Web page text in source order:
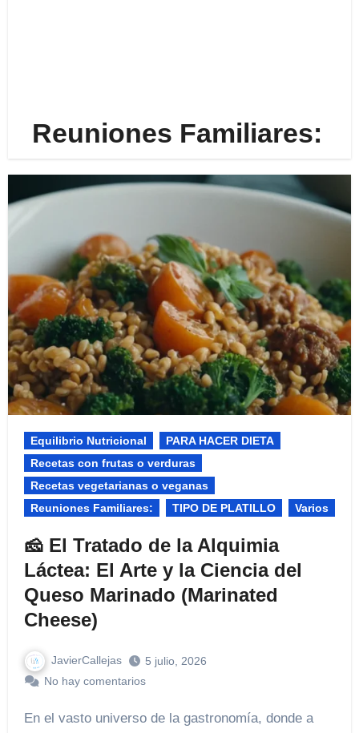
Reuniones Familiares:​
Equilibrio Nutricional​
PARA HACER DIETA
Recetas con frutas o verduras
Recetas vegetarianas o veganas
Reuniones Familiares:​
TIPO DE PLATILLO Varios
🧀 El Tratado de la Alquimia
Láctea: El Arte y la Ciencia del
Queso Marinado (Marinated
Cheese)
JavierCallejas
5 julio, 2026
No hay comentarios
En el vasto universo de la gastronomía, donde a